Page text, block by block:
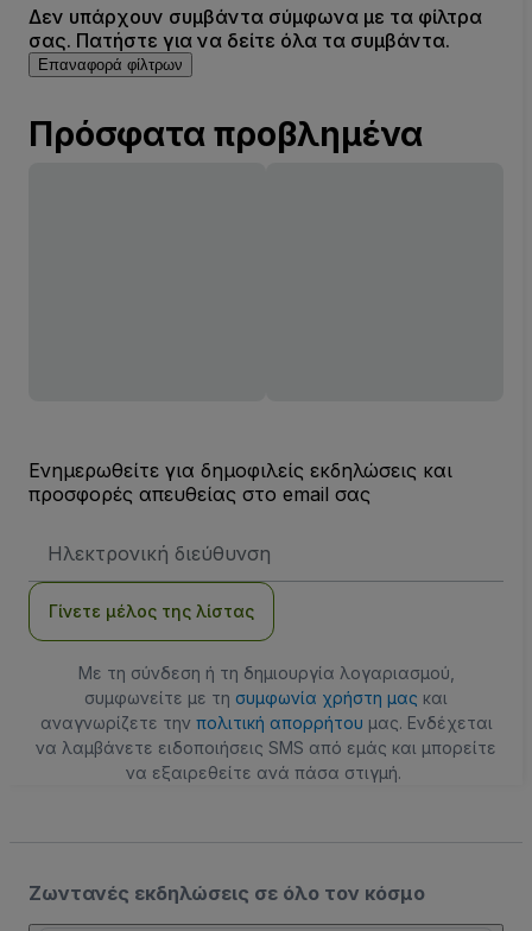
Δεν υπάρχουν συμβάντα σύμφωνα με τα φίλτρα
σας. Πατήστε για να δείτε όλα τα συμβάντα.
Επαναφορά φίλτρων
Πρόσφατα προβλημένα
Ενημερωθείτε για δημοφιλείς εκδηλώσεις και
προσφορές απευθείας στο email σας
Email
Γίνετε μέλος της λίστας
Με τη σύνδεση ή τη δημιουργία λογαριασμού,
συμφωνείτε με τη συμφωνία χρήστη μας και
αναγνωρίζετε την πολιτική απορρήτου μας. Ενδέχεται
να λαμβάνετε ειδοποιήσεις SMS από εμάς και μπορείτε
να εξαιρεθείτε ανά πάσα στιγμή.
Ζωντανές εκδηλώσεις σε όλο τον κόσμο